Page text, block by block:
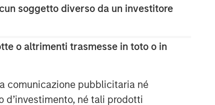
soggetto diverso da un investitore
o altrimenti trasmesse in toto o in
comunicazione pubblicitaria né
d’investimento, né tali prodotti
ARTICOLO
May Lift Hedge Funds
Hedge Funds 2026 Midyear
Outlook